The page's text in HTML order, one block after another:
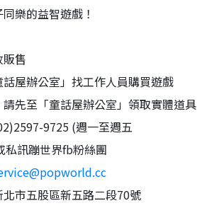
樂的益智遊戲！
售
屋辦公室」找工作人員購買遊戲
先至「童話屋辦公室」領取實體道具
9725 (週一至週五
私訊蹦世界fb粉絲團
市五股區新五路二段70號